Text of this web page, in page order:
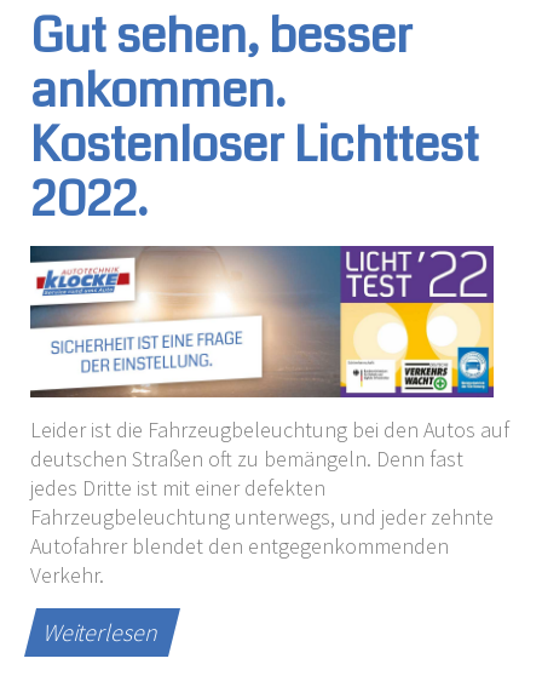
Gut sehen, besser
ankommen.
Kostenloser Lichttest
2022.
Leider ist die Fahrzeugbeleuchtung bei den Autos auf
deutschen Straßen oft zu bemängeln. Denn fast
jedes Dritte ist mit einer defekten
Fahrzeugbeleuchtung unterwegs, und jeder zehnte
Autofahrer blendet den entgegenkommenden
Verkehr.
Weiterlesen